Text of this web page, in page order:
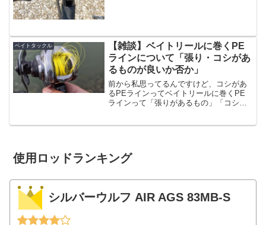
ベイトタックル
【雑談】ベイトリールに巻くPE
ラインについて「張り・コシがあ
るものが良いか否か」
前から私思ってるんですけど、コシがあ
るPEラインってベイトリールに巻くPE
ラインって「張りがあるもの」「コシの
使用ロッドランキング
シルバーウルフ AIR AGS 83MB-S